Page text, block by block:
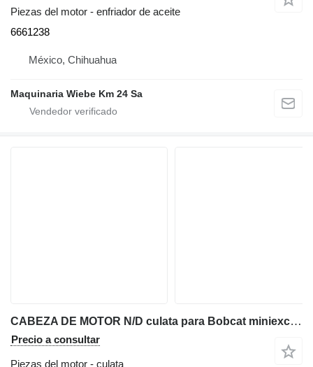
Piezas del motor - enfriador de aceite
6661238
México, Chihuahua
Maquinaria Wiebe Km 24 Sa
CABEZA DE MOTOR N/D culata para Bobcat miniexcavadora
Precio a consultar
Piezas del motor - culata